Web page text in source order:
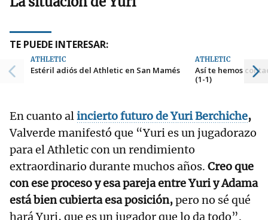
TE PUEDE INTERESAR:
ATHLETIC
Estéril adiós del Athletic en San Mamés
ATHLETIC
Así te hemos
(1-1)
En cuanto alincierto futuro de Yuri Berchiche,
Valverde manifestó que “Yuri es un jugadorazo
para el Athletic con un rendimiento
extraordinario durante muchos años. Creo que
con ese proceso y esa pareja entre Yuri y Adama
está bien cubierta esa posición,pero no sé qué
hará Yuri, que es un jugador que lo da todo”.